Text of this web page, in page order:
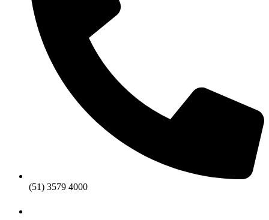
(51) 3579 4000